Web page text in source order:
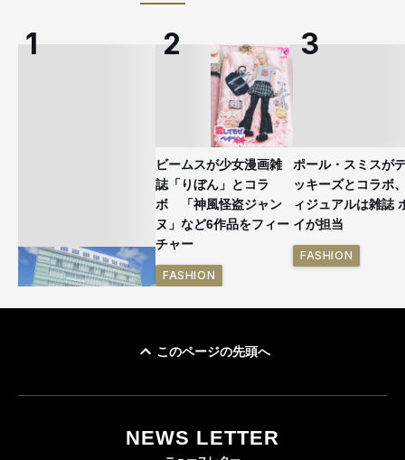
ビームスが少女漫画雑
誌「りぼん」とコラ
ボ 「神風怪盗ジャン
ヌ」など6作品をフィー
チャー
FASHION
ポール・スミスが
ッキーズとコラボ
ィジュアルは雑誌
イが担当
FASHION
このページの先頭へ
NEWS LETTER